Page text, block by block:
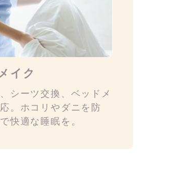
イク
シーツ交換、ベッドメ
。ホコリやダニを防
快適な睡眠を。